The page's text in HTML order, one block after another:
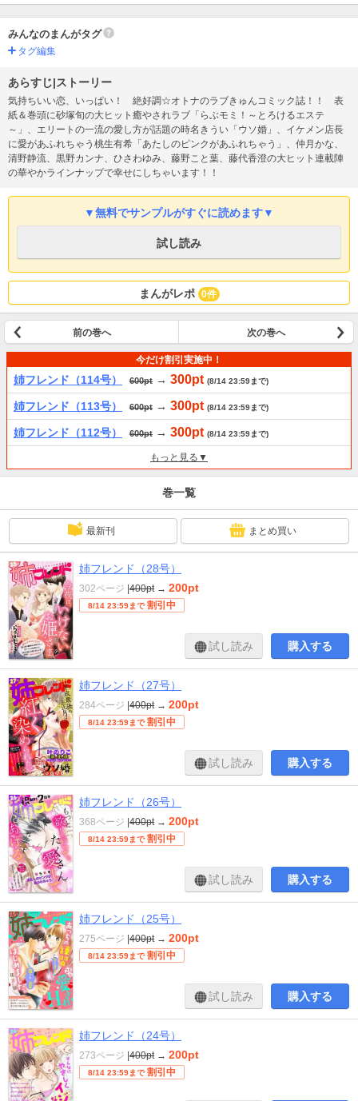
みんなのまんがタグ
タグ編集
あらすじ|ストーリー
気持ちいい恋、いっぱい！ 絶好調☆オトナのラブきゅんコミック誌！！ 表
紙＆巻頭に砂塚旬の大ヒット癒やされラブ「らぶモミ！～とろけるエステ
～」、エリートの一流の愛し方が話題の時名きうい「ウソ婚」、イケメン店長
に愛があふれちゃう桃生有希「あたしのピンクがあふれちゃう」、仲月かな、
清野静流、黒野カンナ、ひさわゆみ、藤野こと葉、藤代香澄の大ヒット連載陣
の華やかラインナップで幸せにしちゃいます！！
▼無料でサンプルがすぐに読めます▼
試し読み
まんがレポ 0件
前の巻へ 次の巻へ
今だけ割引実施中！
姉フレンド（114号） 600pt → 300pt (8/14 23:59まで)
姉フレンド（113号） 600pt → 300pt (8/14 23:59まで)
姉フレンド（112号） 600pt → 300pt (8/14 23:59まで)
もっと見る▼
巻一覧
最新刊 まとめ買い
姉フレンド（28号）
302ページ |400pt → 200pt
8/14 23:59まで 割引中
試し読み 購入する
姉フレンド（27号）
284ページ |400pt → 200pt
8/14 23:59まで 割引中
試し読み 購入する
姉フレンド（26号）
368ページ |400pt → 200pt
8/14 23:59まで 割引中
試し読み 購入する
姉フレンド（25号）
275ページ |400pt → 200pt
8/14 23:59まで 割引中
試し読み 購入する
姉フレンド（24号）
273ページ |400pt → 200pt
8/14 23:59まで 割引中